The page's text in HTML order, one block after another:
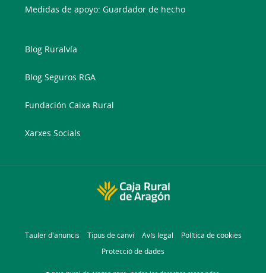
Medidas de apoyo: Guardador de hecho
Blog Ruralvía
Blog Seguros RGA
Fundación Caixa Rural
Xarxes Socials
Tauler d'anuncis Tipus de canvi Avís legal
Política de cookies
Protecció de dades